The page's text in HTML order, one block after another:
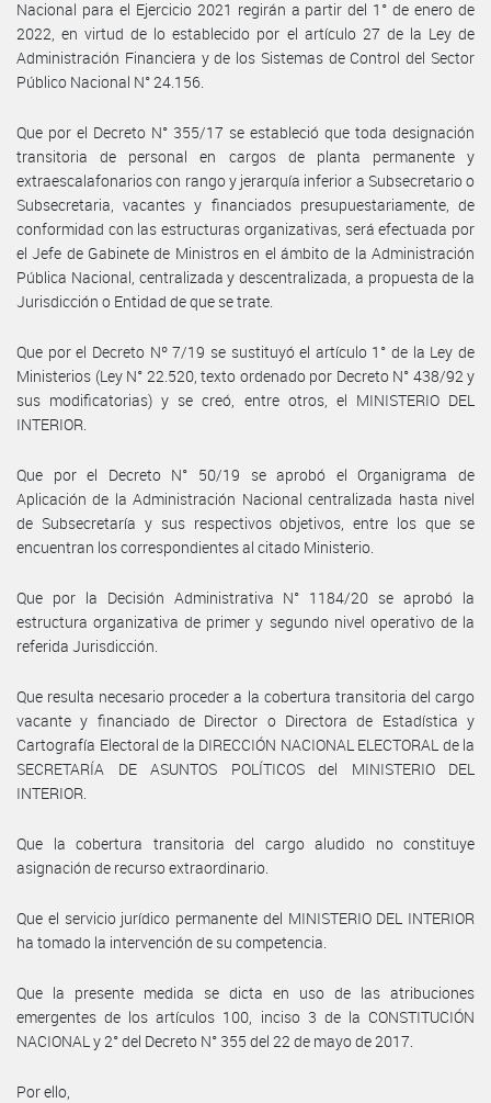
Nacional para el Ejercicio 2021 regirán a partir del 1° de enero de
2022, en virtud de lo establecido por el artículo 27 de la Ley de
Administración Financiera y de los Sistemas de Control del Sector
Público Nacional N° 24.156.
Que por el Decreto N° 355/17 se estableció que toda designación
transitoria de personal en cargos de planta permanente y
extraescalafonarios con rango y jerarquía inferior a Subsecretario o
Subsecretaria, vacantes y financiados presupuestariamente, de
conformidad con las estructuras organizativas, será efectuada por
el Jefe de Gabinete de Ministros en el ámbito de la Administración
Pública Nacional, centralizada y descentralizada, a propuesta de la
Jurisdicción o Entidad de que se trate.
Que por el Decreto Nº 7/19 se sustituyó el artículo 1° de la Ley de
Ministerios (Ley N° 22.520, texto ordenado por Decreto N° 438/92 y
sus modificatorias) y se creó, entre otros, el MINISTERIO DEL
INTERIOR.
Que por el Decreto N° 50/19 se aprobó el Organigrama de
Aplicación de la Administración Nacional centralizada hasta nivel
de Subsecretaría y sus respectivos objetivos, entre los que se
encuentran los correspondientes al citado Ministerio.
Que por la Decisión Administrativa N° 1184/20 se aprobó la
estructura organizativa de primer y segundo nivel operativo de la
referida Jurisdicción.
Que resulta necesario proceder a la cobertura transitoria del cargo
vacante y financiado de Director o Directora de Estadística y
Cartografía Electoral de la DIRECCIÓN NACIONAL ELECTORAL de la
SECRETARÍA DE ASUNTOS POLÍTICOS del MINISTERIO DEL
INTERIOR.
Que la cobertura transitoria del cargo aludido no constituye
asignación de recurso extraordinario.
Que el servicio jurídico permanente del MINISTERIO DEL INTERIOR
ha tomado la intervención de su competencia.
Que la presente medida se dicta en uso de las atribuciones
emergentes de los artículos 100, inciso 3 de la CONSTITUCIÓN
NACIONAL y 2° del Decreto N° 355 del 22 de mayo de 2017.
Por ello,